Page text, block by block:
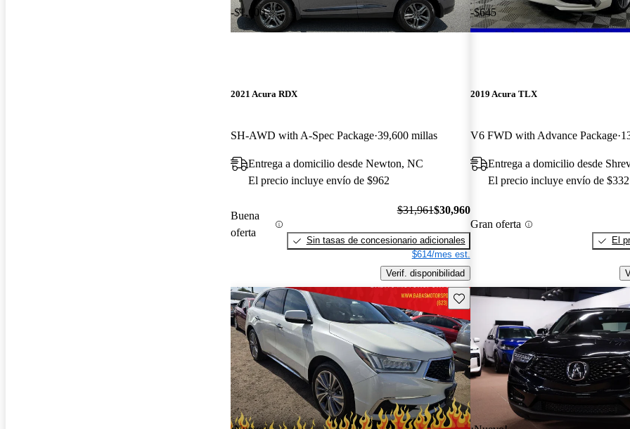
-$1,000
2021 Acura RDX
SH-AWD with A-Spec Package 39,600 millas
Entrega a domicilio desde Newton, NC
El precio incluye envío de $962
Buena
oferta
$31,961$30,960
Sin tasas de concesionario adicionales
$614/mes est.
Verif. disponibilidad
-$645
2019 Acura TLX
V6 FWD with Advance Package
Entrega a domicilio desde
El precio incluye envío de $332
Gran oferta
El
Guarda este Aviso